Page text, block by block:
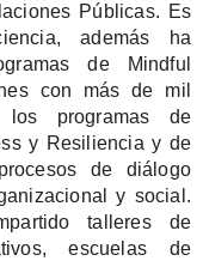
Públicas. Es
además ha
de Mindful
con más de mil
los programas de
y Resiliencia y de
de diálogo
y social.
talleres de
escuelas de